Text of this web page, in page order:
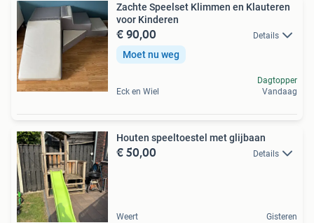
Zachte Speelset Klimmen en Klauteren
voor Kinderen
€ 90,00 Details
Moet nu weg
Eck en Wiel
Dagtopper
Vandaag
Houten speeltoestel met glijbaan
€ 50,00 Details
Weert Gisteren